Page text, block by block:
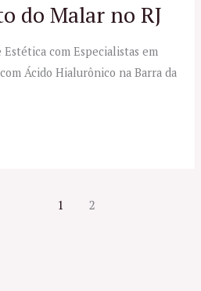
do Malar no RJ
com Especialistas em
Ácido Hialurônico na Barra da
1 2